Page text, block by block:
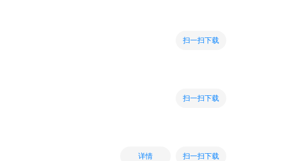
扫一扫下载
扫一扫下载
详情 扫一扫下载